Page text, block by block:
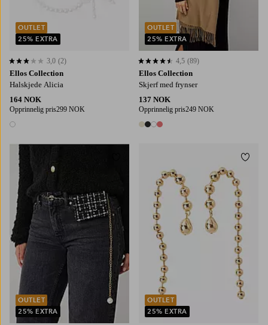
Ellos Collection
Halskjede Alicia
164 NOK
Opprinnelig pris299 NOK
1 farge
3,0 basert på 2 karaktergivninger
3,0 (2)
OUTLET
25% EXTRA
Ellos Collection
Skjerf med frynser
137 NOK
Opprinnelig pris249 NOK
4 farger
4,5 basert på 89 karaktergivninger
4,5 (89)
OUTLET
25% EXTRA
OUTLET
25% EXTRA
OUTLET
25% EXTRA